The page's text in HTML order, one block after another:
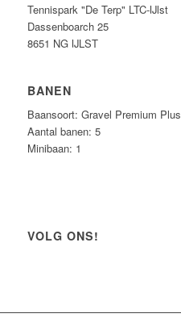
Tennispark "De Terp" LTC-IJlst
Dassenboarch 25
8651 NG IJLST
BANEN
Baansoort: Gravel Premium Plus
Aantal banen: 5
Minibaan: 1
VOLG ONS!